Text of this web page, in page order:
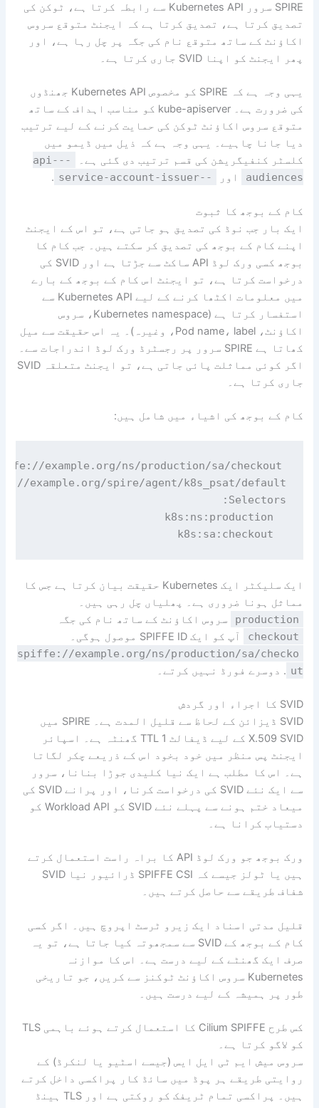
SPIRE سرور Kubernetes API سے رابطہ کرتا ہے، ٹوکن کی
تصدیق کرتا ہے، تصدیق کرتا ہے کہ ایجنٹ متوقع سروس
اکاؤنٹ کے ساتھ متوقع نام کی جگہ پر چل رہا ہے، اور
پھر ایجنٹ کو اپنا SVID جاری کرتا ہے۔
یہی وجہ ہے کہ SPIRE کو مخصوص Kubernetes API جھنڈوں
کی ضرورت ہے۔ kube-apiserver کو مناسب اہداف کے ساتھ
متوقع سروس اکاؤنٹ ٹوکن کی حمایت کرنے کے لیے ترتیب
دیا جانا چاہیے۔ یہی وجہ ہے کہ ذیل میں ڈیمو میں
کلسٹر کنفیگریشن کی قسم ترتیب دی گئی ہے۔
--api-
audiences
اور --service-account-issuer
.
کام کے بوجھ کا ثبوت
ایک بار جب نوڈ کی تصدیق ہو جاتی ہے، تو اس کے ایجنٹ
اپنے کام کے بوجھ کی تصدیق کر سکتے ہیں۔ جب کام کا
بوجھ کسی ورک لوڈ API ساکٹ سے جڑتا ہے اور SVID کی
درخواست کرتا ہے، تو ایجنٹ اس کام کے بوجھ کے بارے
میں معلومات اکٹھا کرنے کے لیے Kubernetes API سے
استفسار کرتا ہے (Kubernetes namespace، سروس
اکاؤنٹ، Pod name، label، وغیرہ)۔ یہ اس حقیقت سے میل
کھاتا ہے SPIRE سرور پر رجسٹرڈ ورک لوڈ اندراجات سے۔
اگر کوئی مماثلت پائی جاتی ہے، تو ایجنٹ متعلقہ SVID
جاری کرتا ہے۔
کام کے بوجھ کی اشیاء میں شامل ہیں:
example.org/spire/agent/k8s_psat/default/
ایک سلیکٹر ایک Kubernetes حقیقت بیان کرتا ہے جس کا
مماثل ہونا ضروری ہے۔ پھلیاں چل رہی ہیں۔
production سروس اکاؤنٹ کے ساتھ نام کی جگہ
checkout آپ کو ایک SPIFFE ID موصول ہوگی۔
spiffe://example.org/ns/production/sa/checko
ut . دوسرے فورڈ نہیں کرتے۔
SVID کا اجراء اور گردش
SVID ڈیزائن کے لحاظ سے قلیل المدت ہے۔ SPIRE میں
X.509 SVID کے لیے ڈیفالٹ TTL 1 گھنٹہ ہے۔ اسپائر
ایجنٹ پس منظر میں خود بخود اس کے ذریعے چکر لگاتا
ہے۔ اس کا مطلب ہے ایک نیا کلیدی جوڑا بنانا، سرور
سے ایک نئے SVID کی درخواست کرنا، اور پرانے SVID کی
میعاد ختم ہونے سے پہلے نئے SVID کو Workload API کو
دستیاب کرانا ہے۔
ورک بوجھ جو ورک لوڈ API کا براہ راست استعمال کرتے
ہیں یا ٹولز جیسے کہ SPIFFE CSI ڈرائیور نیا SVID
شفاف طریقے سے حاصل کرتے ہیں۔
قلیل مدتی اسناد ایک زیرو ٹرسٹ اپروچ ہیں۔ اگر کسی
کام کے بوجھ کے SVID سے سمجھوتہ کیا جاتا ہے، تو یہ
صرف ایک گھنٹے کے لیے درست ہے۔ اس کا موازنہ
Kubernetes سروس اکاؤنٹ ٹوکنز سے کریں، جو تاریخی
طور پر ہمیشہ کے لیے درست ہیں۔
کس طرح Cilium SPIFFE کا استعمال کرتے ہوئے باہمی TLS
کو لاگو کرتا ہے۔
سروس میش ایم ٹی ایل ایس (جیسے اسٹیو یا لنکرڈ) کے
روایتی طریقے ہر پوڈ میں سائڈ کار پراکسی داخل کرتے
ہیں۔ پراکسی تمام ٹریفک کو روکتی ہے اور TLS ہینڈ